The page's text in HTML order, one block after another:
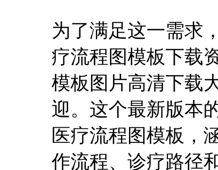
为了满足这一需求
疗流程图模板下载
模板图片高清下载
迎。这个最新版本
医疗流程图模板，
作流程、诊疗路径